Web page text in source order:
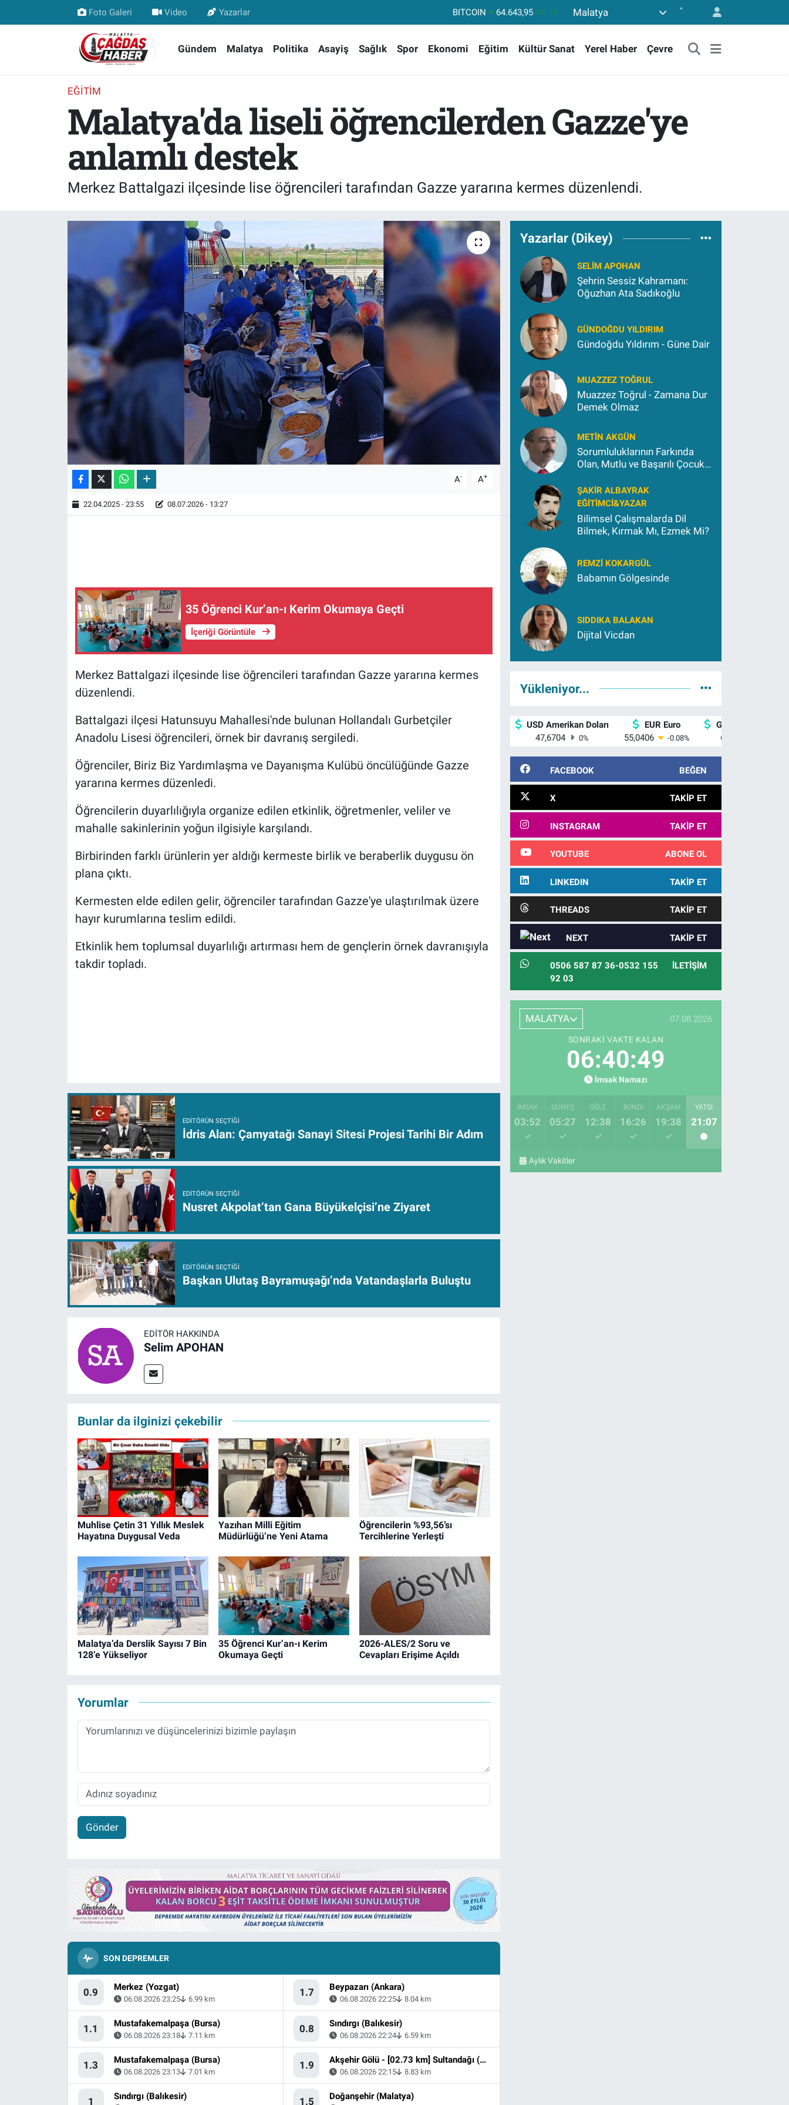
Foto Galeri Video Yazarlar DOLAR 47,6704 %0
STERLİN
64,2143 %0
BITCOIN
64.643,95 %0.16
Malatya °
Gündem Malatya Politika Asayiş Sağlık Spor Ekonomi Eğitim Kültür Sanat Yerel Haber Çevre
EĞITIM
Malatya'da liseli öğrencilerden Gazze'ye
anlamlı destek
Merkez Battalgazi ilçesinde lise öğrencileri tarafından Gazze yararına kermes düzenlendi.
A- A+
22.04.2025 - 23:55 08.07.2026 - 13:27
35 Öğrenci Kur’an-ı Kerim Okumaya Geçti
İçeriği Görüntüle
Merkez Battalgazi ilçesinde lise öğrencileri tarafından Gazze yararına kermes
düzenlendi.
Battalgazi ilçesi Hatunsuyu Mahallesi'nde bulunan Hollandalı Gurbetçiler
Anadolu Lisesi öğrencileri, örnek bir davranış sergiledi.
Öğrenciler, Biriz Biz Yardımlaşma ve Dayanışma Kulübü öncülüğünde Gazze
yararına kermes düzenledi.
Öğrencilerin duyarlılığıyla organize edilen etkinlik, öğretmenler, veliler ve
mahalle sakinlerinin yoğun ilgisiyle karşılandı.
Birbirinden farklı ürünlerin yer aldığı kermeste birlik ve beraberlik duygusu ön
plana çıktı.
Kermesten elde edilen gelir, öğrenciler tarafından Gazze'ye ulaştırılmak üzere
hayır kurumlarına teslim edildi.
Etkinlik hem toplumsal duyarlılığı artırması hem de gençlerin örnek davranışıyla
takdir topladı.
EDITÖRÜN SEÇTIĞI
İdris Alan: Çamyatağı Sanayi Sitesi Projesi Tarihi Bir Adım
EDITÖRÜN SEÇTIĞI
Nusret Akpolat’tan Gana Büyükelçisi’ne Ziyaret
EDITÖRÜN SEÇTIĞI
Başkan Ulutaş Bayramuşağı’nda Vatandaşlarla Buluştu
EDITÖR HAKKINDA
Selim APOHAN
Bunlar da ilginizi çekebilir
Muhlise Çetin 31 Yıllık Meslek
Hayatına Duygusal Veda
Yazıhan Milli Eğitim
Müdürlüğü’ne Yeni Atama
Öğrencilerin %93,56’sı
Tercihlerine Yerleşti
Malatya’da Derslik Sayısı 7 Bin
128’e Yükseliyor
35 Öğrenci Kur’an-ı Kerim
Okumaya Geçti
2026-ALES/2 Soru ve
Cevapları Erişime Açıldı
Yorumlar
Gönder
SON DEPREMLER
0.9 Merkez (Yozgat)
06.08.2026 23:25 6.99 km
1.1 Mustafakemalpaşa (Bursa)
06.08.2026 23:18 7.11 km
1.3 Mustafakemalpaşa (Bursa)
06.08.2026 23:13 7.01 km
1 Sındırgı (Balıkesir)
1.7 Beypazarı (Ankara)
06.08.2026 22:25 8.04 km
0.8 Sındırgı (Balıkesir)
06.08.2026 22:24 6.59 km
1.9 Akşehir Gölü - [02.73 km] Sultandağı (Afyonkarahisar)
06.08.2026 22:15 8.83 km
1.5 Doğanşehir (Malatya)
Yazarlar (Dikey)
SELIM APOHAN
Şehrin Sessiz Kahramanı:
Oğuzhan Ata Sadıkoğlu
GÜNDOĞDU YILDIRIM
Gündoğdu Yıldırım - Güne Dair
MUAZZEZ TOĞRUL
Muazzez Toğrul - Zamana Dur
Demek Olmaz
METIN AKGÜN
Sorumluluklarının Farkında
Olan, Mutlu ve Başarılı Çocuk
ŞAKIR ALBAYRAK
EĞITIMCI&YAZAR
Bilimsel Çalışmalarda Dil
Bilmek, Kırmak Mı, Ezmek Mi?
REMZI KOKARGÜL
Babamın Gölgesinde
SIDDIKA BALAKAN
Dijital Vicdan
Yükleniyor...
USD Amerikan Doları
47,6704
0%
EUR Euro
55,0406
-0.08%
GBP İngiliz
64,2143
FACEBOOK BEĞEN
X TAKIP ET
INSTAGRAM TAKIP ET
YOUTUBE ABONE OL
LINKEDIN TAKIP ET
THREADS TAKIP ET
NEXT TAKIP ET
0506 587 87 36-0532 155
92 03
İLETIŞIM
MALATYA 07.08.2026
SONRAKI VAKTE KALAN
06:40:48
İmsak Namazı
İMSAK
03:52
GÜNEŞ
05:27
ÖĞLE
12:38
İKINDI
16:26
AKŞAM
19:38
YATSI
21:07
Aylık Vakitler
Nöbetçi Eczaneler
Malatya Namaz Vakitleri
Trafik Durumu
Süper Lig Puan Durumu ve Fikstür
Tüm Manşetler
Son Dakika Haberleri